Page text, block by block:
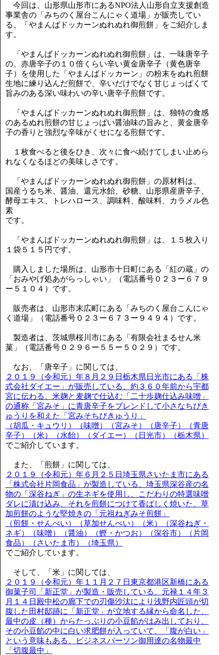
今回は、山形県山形市にあるNPO法人山形自立支援創造
事業舎の「みちのく屋台こんにゃく道場」が販売してい
る、「やまんばドッカーンぬれぬれ御煎餅」をご紹介しま
す。
「やまんばドッカーンぬれぬれ御煎餅」は、一味唐辛子
の、赤唐辛子の１０倍くらい辛い黄金唐辛子（黄色唐辛
子）を使用した「やまんばドッカーン」の粉末をぬれ煎餅
生地に練り込んだ煎餅で、辛いだけでなく甘じょっぱくて
旨みのある深い味わいの辛い唐辛子煎餅です。
「やまんばドッカーンぬれぬれ御煎餅」は、独特の食感
のあるぬれ煎餅の甘じょっぱい醤油味の旨みと、黄金唐辛
子の香りと強烈な辛味がくせになる煎餅です。
１枚食べると後をひき、次々に食べ続けてしまい止めら
れなくなるほどの美味しさです。
「やまんばドッカーンぬれぬれ御煎餅」の原材料は、
国産うるち米、醤油、還元水飴、砂糖、山形県産唐辛子、
酵母エキス、トレハロース、調味料、酸味料、カラメル色
素
です。
「やまんばドッカーンぬれぬれ御煎餅」は、１５枚入り
１袋５１５円です。
購入しました場所は、山形市十日町にある「紅の蔵」の
「おみやげ処あがらっしゃい」（電話番号０２３ー６７９
ー５１０４）です。
販売者は、山形市末広町にある「みちのく屋台こんにゃ
く道場」（電話番号０２３ー６７３ー９４９４）です。
製造者は、茨城県桜川市にある「有限会社まるせん米
菓」（電話番号０２９６ー５５ー５０２９）です。
なお、「唐辛子」に関しては、
２０１９（令和元）年８月２９日栃木県日光市にある「株
式会社ダイエー」が販売している、約３６０年前から宇都
宮に伝わる、米麹と麦麹で仕込む「二十歩麹仕込み味噌」
の通称「宮みそ」に青唐辛子をブレンドして小さなちびき
ゅうりを和えた「宮みそちびきゅうり」
（胡瓜・キュウリ）（味噌）（宮みそ）（唐辛子）（青唐
辛子）（米）（水飴）（ダイエー）（日光市）（栃木県）
でご紹介しています。
また、「煎餅」に関しては、
２０１９（令和元）年６月２５日埼玉県さいたま市にある
「株式会社片岡食品」が製造している、埼玉県深谷産の名
物の「深谷ねぎ」の生ネギを使用し、こだわりの特選味噌
ダレに漬け込み、それを煎餅につけて香ばしく焼いた、草
加煎餅のような堅焼きの「元祖ねぎみそ煎餅」
（煎餅・せんべい）（草加せんべい）（米）（深谷ねぎ・
ネギ）（味噌）（醤油）（鰹・かつお）（深谷市）（片岡
食品）（さいたま市）（埼玉県）
でご紹介しています。
そして、「米」に関しては、
２０１９（令和元）年１１月２７日東京都港区新橋にある
御菓子司「新正堂」が製造・販売している、元禄１４年３
月１４日殿中松の廊下での刃傷沙汰により浅野内匠頭が切
腹した田村邸跡に「新正堂」が立地する縁から命名した、
最中の皮（種）からたっぷりの小豆餡がはみ出しており、
その小豆餡の中に白い求肥餅が入っていて、「腹が白い」
という意味もある、ビジネスパーソン御用達の名物最中
「切腹最中」